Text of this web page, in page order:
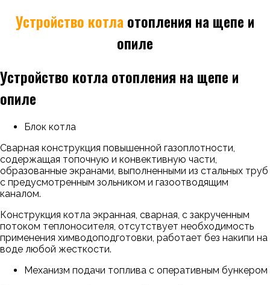
Устройство котлаотопления на щепе и
опиле
Устройство котла отопления на щепе и
опиле
Блок котла
Сварная конструкция повышенной газоплотности,
содержащая топочную и конвективную части,
образованные экранами, выполненными из стальных труб
с предусмотренным зольником и газоотводящим
каналом.
Конструкция котла экранная, сварная, с закрученным
потоком теплоносителя, отсутствует необходимость
применения химводоподготовки, работает без накипи на
воде любой жесткости.
Механизм подачи топлива с оперативным бункером